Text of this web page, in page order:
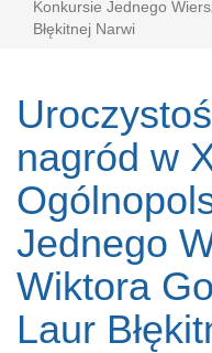
Konkursie Jednego
Błękitnej Narwi
nagród w
Jednego
Wiktora
Laur